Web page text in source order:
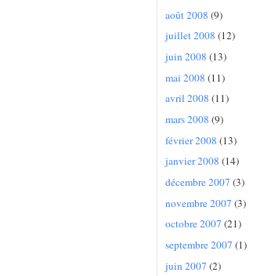
août 2008 (9)
juillet 2008 (12)
juin 2008 (13)
mai 2008 (11)
avril 2008 (11)
mars 2008 (9)
février 2008 (13)
janvier 2008 (14)
décembre 2007 (3)
novembre 2007 (3)
octobre 2007 (21)
septembre 2007 (1)
juin 2007 (2)